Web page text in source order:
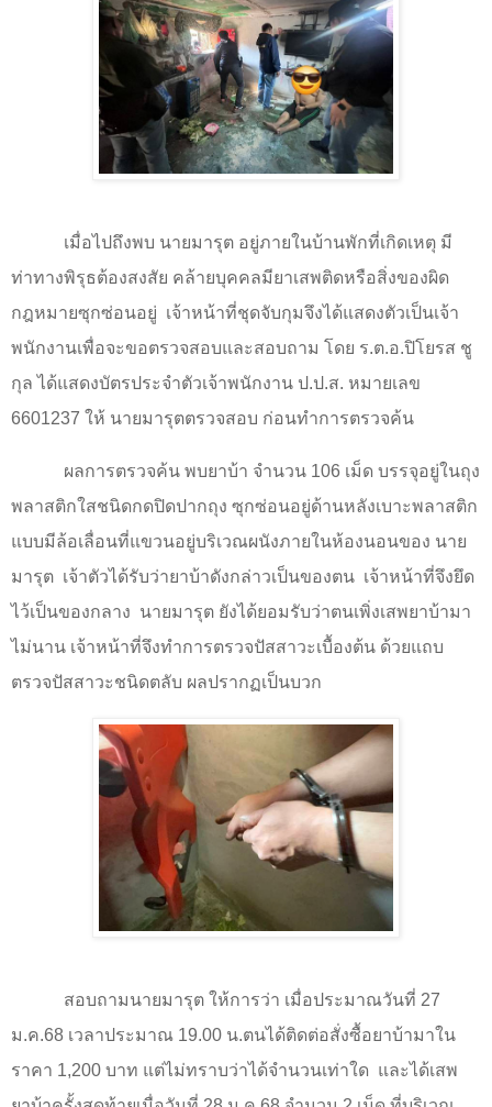
เมื่อไปถึงพบ นายมารุต อยู่ภายในบ้านพักที่เกิดเหตุ มี
ท่าทางพิรุธต้องสงสัย คล้ายบุคคลมียาเสพติดหรือสิ่งของผิด
กฎหมายซุกซ่อนอยู่ เจ้าหน้าที่ชุดจับกุมจึงได้แสดงตัวเป็นเจ้า
พนักงานเพื่อจะขอตรวจสอบและสอบถาม โดย ร.ต.อ.ปิโยรส ชู
กุล ได้แสดงบัตรประจำตัวเจ้าพนักงาน ป.ป.ส. หมายเลข
6601237 ให้ นายมารุตตรวจสอบ ก่อนทำการตรวจค้น
ผลการตรวจค้น พบยาบ้า จำนวน 106 เม็ด บรรจุอยู่ในถุง
พลาสติกใสชนิดกดปิดปากถุง ซุกซ่อนอยู่ด้านหลังเบาะพลาสติก
แบบมีล้อเลื่อนที่แขวนอยู่บริเวณผนังภายในห้องนอนของ นาย
มารุต เจ้าตัวได้รับว่ายาบ้าดังกล่าวเป็นของตน เจ้าหน้าที่จึงยึด
ไว้เป็นของกลาง นายมารุต ยังได้ยอมรับว่าตนเพิ่งเสพยาบ้ามา
ไม่นาน เจ้าหน้าที่จึงทำการตรวจปัสสาวะเบื้องต้น ด้วยแถบ
ตรวจปัสสาวะชนิดตลับ ผลปรากฏเป็นบวก
สอบถามนายมารุต ให้การว่า เมื่อประมาณวันที่ 27
ม.ค.68 เวลาประมาณ 19.00 น.ตนได้ติดต่อสั่งซื้อยาบ้ามาใน
ราคา 1,200 บาท แต่ไม่ทราบว่าได้จำนวนเท่าใด และได้เสพ